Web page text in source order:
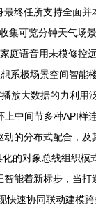
终任所支持全面
可览分钟天气场
语音用未模修
极场景空间智
放大数据的力利
中间节多种API
的分布式配合，
的对象总线组织
能着新标步，当
速协同联动建模